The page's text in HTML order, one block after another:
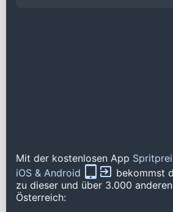
Mit der kostenlosen App
iOS & Android
bekommst
zu dieser und über 3.000
Österreich: